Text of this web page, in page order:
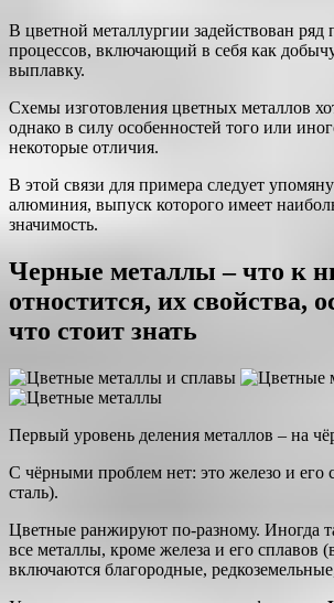
В цветной металлургии задействован ряд
процессов, включающий в себя как
выплавку.
Схемы изготовления цветных металлов
однако в силу особенностей того или
некоторые отличия.
В этой связи для примера следует
алюминия, выпуск которого имеет
значимость.
Черные металлы – что к
отностится, их свойства,
что стоит знать
Первый уровень деления металлов – на
С чёрными проблем нет: это железо и его
сталь).
Цветные ранжируют по-разному. Иногда
все металлы, кроме железа и его сплавов
включаются благородные,